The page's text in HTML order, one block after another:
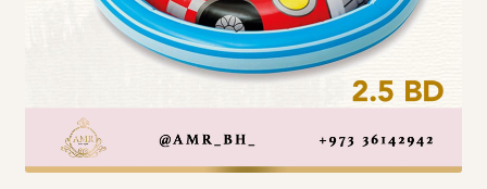
Arabic Language اللغة العربية
National Day العيد الوطني
STATIONARY القرطاسية